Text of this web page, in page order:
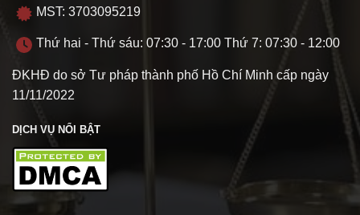
MST: 3703095219
Thứ hai - Thứ sáu: 07:30 - 17:00 Thứ 7: 07:30 - 12:00
ĐKHĐ do sở Tư pháp thành phố Hồ Chí Minh cấp ngày
11/11/2022
DỊCH VỤ NỔI BẬT